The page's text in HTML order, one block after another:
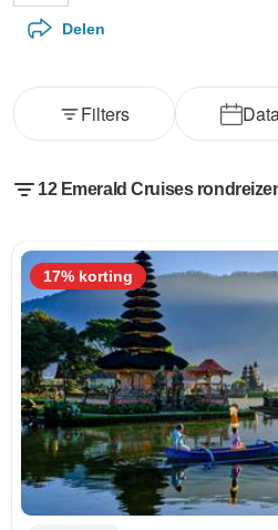
Delen
Filters
12 Emerald Cruises
17% korting